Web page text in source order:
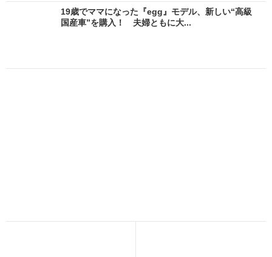
19歳でママになった『egg』モデル、新しい“高級
国産車”を購入！ 夫婦ともに大...